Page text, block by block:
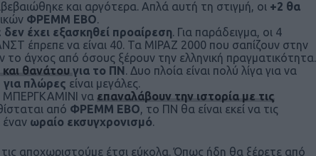
και αργότερα. Απλά αυτή τη στιγμή, οι +2 θα
ΦΡΕΜΜ ΕΒΟ.
έχει εξασκηθεί προαίρεση. Για παράδειγμα, οι 4
έπρεπε να είναι 40. Τα ΜΙΡΑΖ 2000 που σαπίζουν στην
άγχος από όσους ξέρουν την ελληνική πραγματικότητα.
θανάτου για το ΠΝ. Δυο πλοία είναι πολύ λίγα για να
για πλώρες είναι μεγάλες.
ΜΠΕΡΓΚΑΜΙΝΙ να επαναλάβουν την ιστορία με τις
από ΦΡΕΜΜ ΕΒΟ, το ΠΝ θα είναι εκεί να τις
ωραίο εκσυγχρονισμό.
αποχωριστούμε έτσι εύκολα. Όπως ήδη θα ξέρετε από